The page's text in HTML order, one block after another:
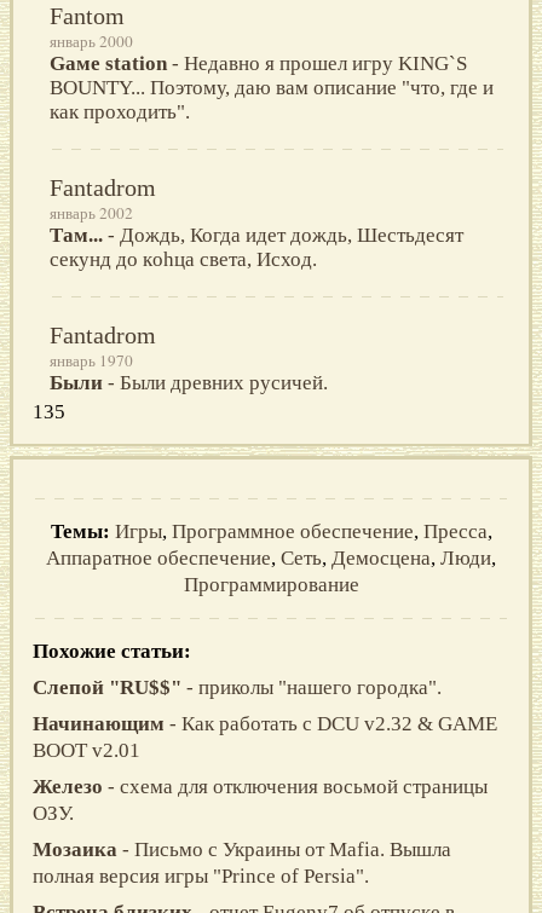
Fantom
январь 2000
Gaме station - Недавно я прошел игру KING`S
BOUNTY... Поэтому, даю вам описание "что, где и
как проходить".
Fantadrom
январь 2002
Там... - Дождь, Когда идет дождь, Шeстьдeсят
сeкунд дo кohца свeта, Исход.
Fantadrom
январь 1970
Были - Были древних русичей.
135
Темы: Игры, Программное обеспечение, Пресса,
Аппаратное обеспечение, Сеть, Демосцена, Люди,
Программирование
Похожие статьи:
Слепой "RU$$" - приколы "нашего городка".
Начинающим - Как работать с DCU v2.32 & GAME
BOOT v2.01
Железо - схема для отключения восьмой страницы
ОЗУ.
Мозаика - Письмо с Украины от Mafia. Вышла
полная версия игры "Prince of Persia".